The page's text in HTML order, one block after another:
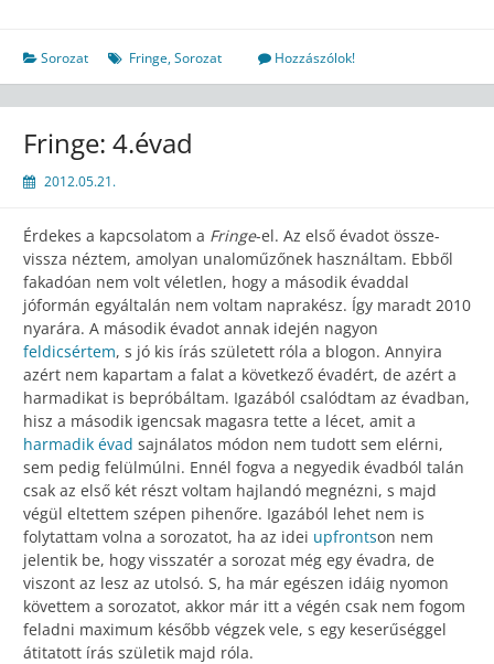
Sorozat Fringe,Sorozat Hozzászólok!
Fringe: 4.évad
2012.05.21.
Érdekes a kapcsolatom a Fringe-el. Az első évadot össze-
vissza néztem, amolyan unaloműzőnek használtam. Ebből
fakadóan nem volt véletlen, hogy a második évaddal
jóformán egyáltalán nem voltam naprakész. Így maradt 2010
nyarára. A második évadot annak idején nagyon
feldicsértem, s jó kis írás született róla a blogon. Annyira
azért nem kapartam a falat a következő évadért, de azért a
harmadikat is bepróbáltam. Igazából csalódtam az évadban,
hisz a második igencsak magasra tette a lécet, amit a
harmadik évad sajnálatos módon nem tudott sem elérni,
sem pedig felülmúlni. Ennél fogva a negyedik évadból talán
csak az első két részt voltam hajlandó megnézni, s majd
végül eltettem szépen pihenőre. Igazából lehet nem is
folytattam volna a sorozatot, ha az idei upfrontson nem
jelentik be, hogy visszatér a sorozat még egy évadra, de
viszont az lesz az utolsó. S, ha már egészen idáig nyomon
követtem a sorozatot, akkor már itt a végén csak nem fogom
feladni maximum később végzek vele, s egy keserűséggel
átitatott írás születik majd róla.